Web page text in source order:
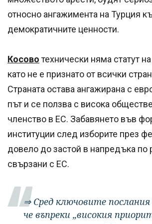
относно ангажимента на Турция
демократичните ценности.
Косово технически няма статут
като не е признато от всички
Страната остава ангажирана с
път и се ползва с висока
членство в ЕС. Забавянето във
институции след изборите през
довело до застой в напредъка по
свързани с ЕС.
⇒ Сред ключовите послания
че въпреки „високия